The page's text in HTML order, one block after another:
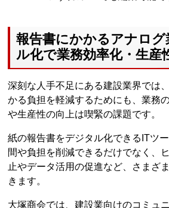
報告書にかかるアナログ
ル化で業務効率化・生産
深刻な人手不足にある建設業界では
かる負担を軽減するためにも、業務
や生産性の向上は喫緊の課題です。
紙の報告書をデジタル化できるITツ
間や負担を削減できるだけでなく、
止やデータ活用の促進など、さまざ
きます。
大塚商会では、建設業向けのコミュ